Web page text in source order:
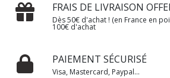
FRAIS DE LIVRAISON
Dès 50€ d'achat ! (en France en
100€ d'achat
PAIEMENT SÉCURISÉ
Visa, Mastercard, Paypal...